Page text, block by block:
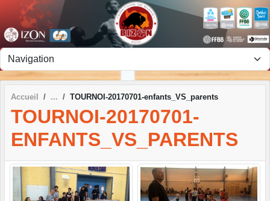
Accueil TOURNOI-20170701-enfants_VS_parents
TOURNOI-20170701-
ENFANTS_VS_PARENTS
Panneau de gestion des cookies